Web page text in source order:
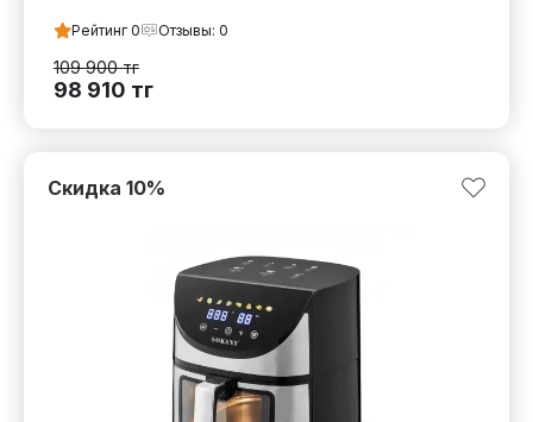
Рейтинг 0 Отзывы: 0
109 900тг
98 910 тг
Скидка 10%